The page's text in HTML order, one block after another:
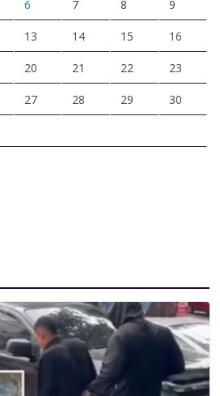
6 7 8 9
13 14 15 16
20 21 22 23
27 28 29 30